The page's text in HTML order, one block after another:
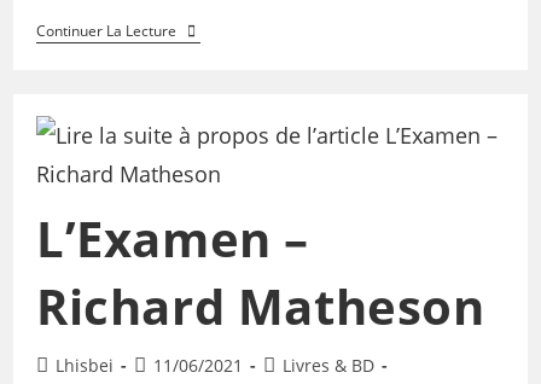
Continuer La Lecture
L’Examen –
Richard Matheson
Lhisbei 11/06/2021
Livres & BD